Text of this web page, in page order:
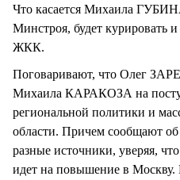
Что касается Михаила
Минстроя, будет курировать
ЖКК.
Поговаривают, что Олег
Михаила КАРАКОЗА на посту
региональной политики и
области. Причем сообщают
разные источники, уверяя,
идет на повышение в Москву.